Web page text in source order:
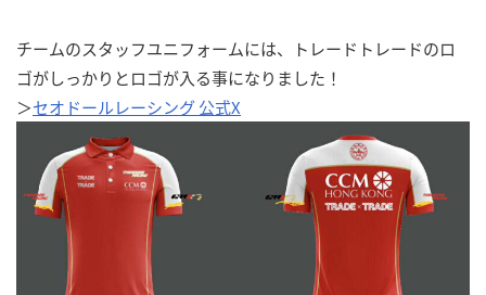
チームのスタッフユニフォームには、トレードトレードのロ
ゴがしっかりとロゴが入る事になりました！
＞セオドールレーシング 公式X